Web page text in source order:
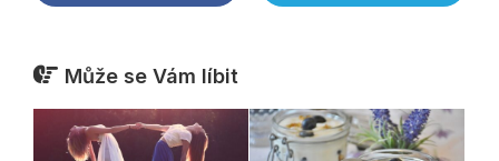
Může se Vám líbit